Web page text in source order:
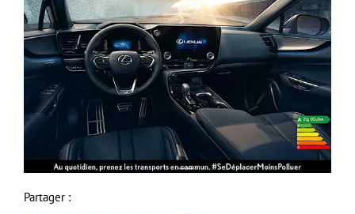
Partager :